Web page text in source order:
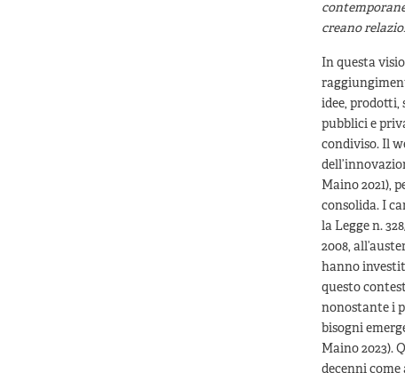
creano
In questa
idee, prodotti,
pubblici e
condiviso. Il
Maino 2021),
consolida. I
la Legge n.
2008,
hanno
questo
nonostante i
bisogni
Maino 2023).
decenni